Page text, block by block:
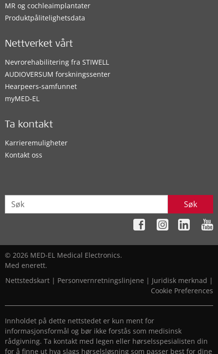
MR og cochleaimplantater
Produktpålitelighetsdata
Nettverket vårt
Nevrorehabilitering fra STIWELL
AUDIOVERSUM forskningssenter
Hearpeers-samfunnet
myMED‑EL
Ta kontakt
Karrieremuligheter
Kontakt oss
Søk
© 2026 MED-EL Medical Electronics.
Med enerett.
Nettstedskart | Personvernretningslinjene | Juridisk merknad |
Cookie Preferences
Innholdet på dette nettstedet er kun ment for
informasjonsformål og bør ikke forstås som medisinsk
rådgivning. Ta kontakt med legen eller hørselsspesialisten din
for å finne ut hva slags hørselsløsning som passer best for dine